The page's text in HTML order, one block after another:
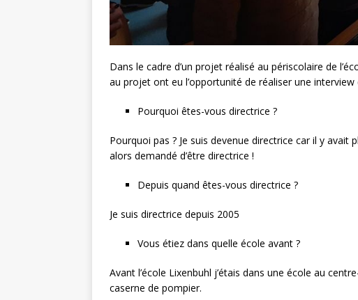
Dans le cadre d’un projet réalisé au périscolaire de
au projet ont eu l’opportunité de réaliser une interview
Pourquoi êtes-vous directrice ?
Pourquoi pas ? Je suis devenue directrice car il y avait
alors demandé d’être directrice !
Depuis quand êtes-vous directrice ?
Je suis directrice depuis 2005
Vous étiez dans quelle école avant ?
Avant l’école Lixenbuhl j’étais dans une école au
caserne de pompier.